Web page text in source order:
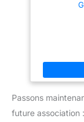
Passons
future association